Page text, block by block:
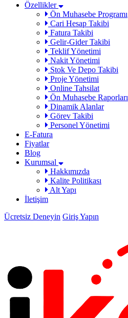
Özellikler
Ön Muhasebe Programı
Cari Hesap Takibi
Fatura Takibi
Gelir-Gider Takibi
Teklif Yönetimi
Nakit Yönetimi
Stok Ve Depo Takibi
Proje Yönetimi
Online Tahsilat
Ön Muhasebe Raporları
Dinamik Alanlar
Görev Takibi
Personel Yönetimi
E-Fatura
Fiyatlar
Blog
Kurumsal
Hakkımızda
Kalite Politikası
Alt Yapı
İletişim
Ücretsiz Deneyin Giriş Yapın